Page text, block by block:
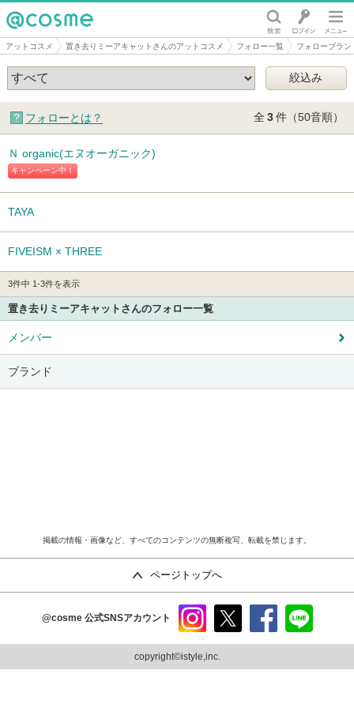
@cosme
アットコスメ 置き去りミーアキャットさんのアットコスメ フォロー一覧 フォローブラン
フォローとは？ 全 3件（50音順）
キャンペーン中！
Ｎ organic(エヌオーガニック)
TAYA
FIVEISM × THREE
3件中 1-3件を表示
置き去りミーアキャットさんのフォロー一覧
メンバー
ブランド
掲載の情報・画像など、すべてのコンテンツの無断複写、転載を禁じます。
ページトップへ
@cosme 公式SNSアカウント
ram
copyright©istyle,inc.